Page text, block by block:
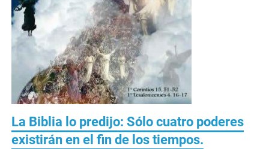
La Biblia lo predijo: Sólo cuatro poderes
existirán en el fin de los tiempos.